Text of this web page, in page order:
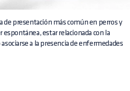
de presentación más común en perros y
espontánea, estar relacionada con la
a la presencia de enfermedades